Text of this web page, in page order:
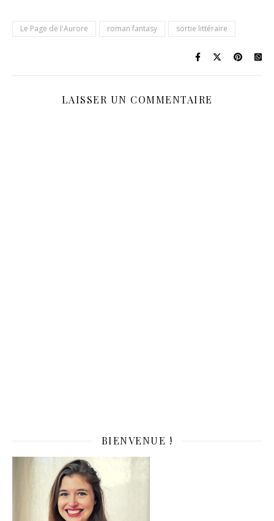
Le Page de l'Aurore roman fantasy sortie littéraire
LAISSER UN COMMENTAIRE
BIENVENUE !